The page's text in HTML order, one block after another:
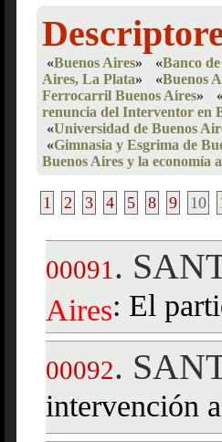
«Buenos Aires» «Banco
Aires, La Plata» «Buenos
Ferrocarril Buenos Aires»
renuncia del Interventor en
«Universidad de Buenos
«Gimnasia y Esgrima de
Buenos Aires y la economía
1 2 3 4 5 8 9 10
00091 .
Aires: El
00092.
intervención a